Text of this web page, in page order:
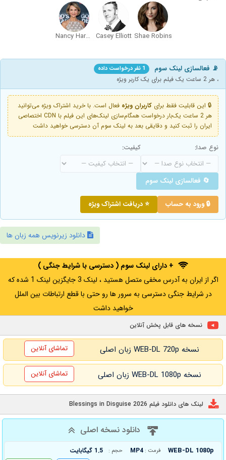
Shae Robins
Casey Elliott
Nancy Harding
📡 فعالسازی لینک سوم 1 نفر درخواست داده
، هر 2 ساعت یک فیلم برای یک کاربر ویژه
🔒 این قابلیت فقط برای کاربران ویژه فعال است. با خرید اشتراک ویژه می‌توانید
هر 2 ساعت یک‌بار درخواست همگام‌سازی لینک‌های این فیلم با CDN اختصاصی
ایران را ثبت کنید و دقایقی بعد به لینک سوم آن دسترسی خواهید داشت
نوع صدا: کیفیت:
🔄 فعالسازی لینک سوم
🔒 ورود به حساب ⭐ دریافت اشتراک ویژه
دانلود زیرنویس همه زبان ها
+ دارای لینک سوم ( دسترسی با شرایط جنگی )
اگر از ایران به آدرس مخفی متصل هستید ، لینک 3 جایگزین لینک 1 شده که
در شرایط جنگی دسترسی به سرور ها رو حتی با قطع ارتباطات بین الملل
خواهید داشت
نسخه های قابل پخش آنلاین
نسخه WEB-DL 720p زبان اصلی تماشای آنلاین
نسخه WEB-DL 1080p زبان اصلی تماشای آنلاین
لینک های دانلود فیلم Blessings in Disguise 2026
دانلود نسخه اصلی
WEB-DL 1080p فرمت : MP4 حجم : 1.5 گیگابایت